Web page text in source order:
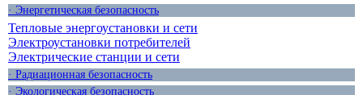
· Энергетическая безопасность
Тепловые энергоустановки и сети
Электроустановки потребителей
Электрические станции и сети
· Радиационная безопасность
· Экологическая безопасность